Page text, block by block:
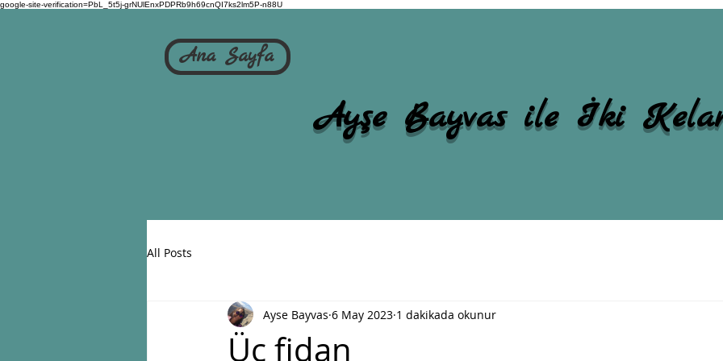
google-site-verification=PbL_5t5j-grNUlEnxPDPRb9h69cnQI7ks2lm5P-n88U
Ana Sayfa
Ayşe Bayvas ile İki
All Posts
Üç fidan
Ayse Bayvas 6 May 2023 1 dakikada okunur